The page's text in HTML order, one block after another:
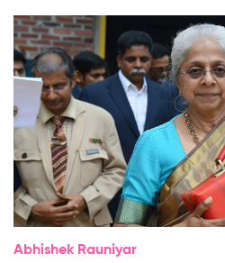
Abhishek Rauniyar